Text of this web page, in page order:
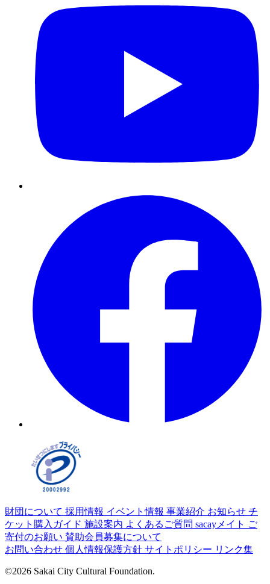
財団について 採用情報 イベント情報 事業紹介 お知らせ チ
ケット購入ガイド 施設案内 よくあるご質問 sacayメイト ご
寄付のお願い 賛助会員募集について
お問い合わせ 個人情報保護方針 サイトポリシー リンク集
©2026 Sakai City Cultural Foundation.